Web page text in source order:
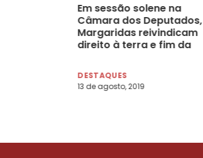
Em sessão solene na
Câmara dos Deputados,
Margaridas reivindicam
direito à terra e fim da
DESTAQUES
13 de agosto, 2019